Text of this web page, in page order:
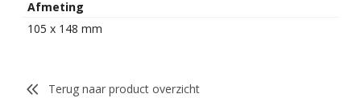
Afmeting
105 x 148 mm
Terug naar product overzicht